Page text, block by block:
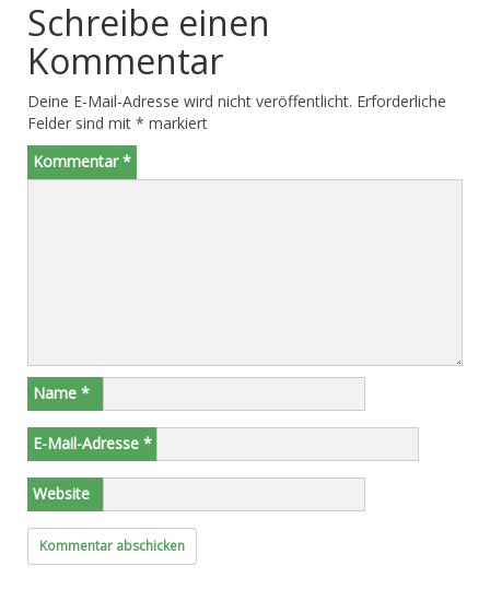
Schreibe einen
Kommentar
Deine E-Mail-Adresse wird nicht veröffentlicht. Erforderliche
Felder sind mit * markiert
Kommentar*
Name *
E-Mail-Adresse *
Website